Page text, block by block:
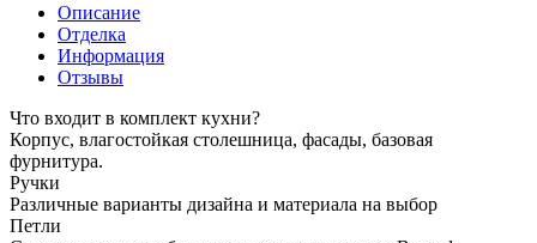
Описание
Отделка
Информация
Отзывы
Что входит в комплект кухни?
Корпус, влагостойкая столешница, фасады, базовая
фурнитура.
Ручки
Различные варианты дизайна и материала на выбор
Петли